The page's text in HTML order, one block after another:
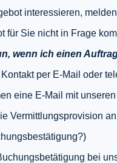
interessieren,
für Sie nicht in Frage
wenn ich einen
per E-Mail oder
eine E-Mail mit
Vermittlungsprovision
bei